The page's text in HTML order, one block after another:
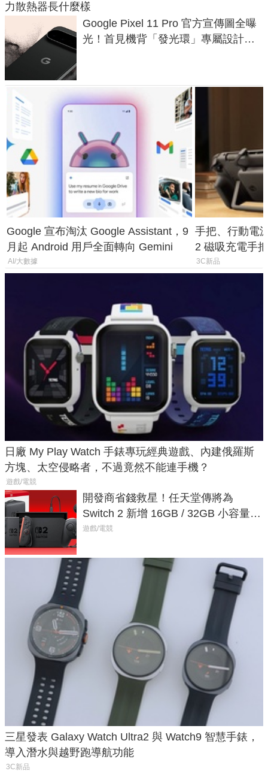
力散熱器長什麼樣
Google Pixel 11 Pro 官方宣傳圖全曝
光！首見機背「發光環」專屬設計、
Google 宣布淘汰 Google Assistant，9
月起 Android 用戶全面轉向 Gemini
AI/大數據
手把、行動電
2 磁吸充電手
倍
3C新品
日廠 My Play Watch 手錶專玩經典遊戲、內建俄羅斯
方塊、太空侵略者，不過竟然不能連手機？
遊戲/電競
開發商省錢救星！任天堂傳將為
Switch 2 新增 16GB / 32GB 小容量遊
戲卡的選擇
遊戲/電競
三星發表 Galaxy Watch Ultra2 與 Watch9 智慧手錶，
導入潛水與越野跑導航功能
3C新品